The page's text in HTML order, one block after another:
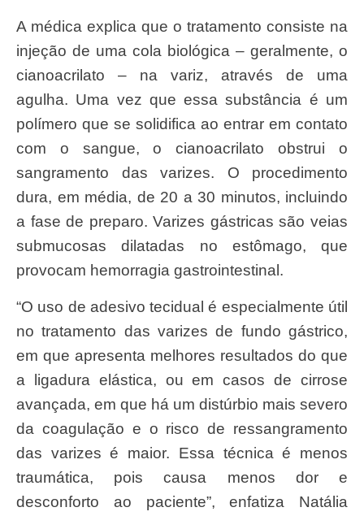
A médica explica que o tratamento consiste na
injeção de uma cola biológica – geralmente, o
cianoacrilato – na variz, através de uma
agulha. Uma vez que essa substância é um
polímero que se solidifica ao entrar em contato
com o sangue, o cianoacrilato obstrui o
sangramento das varizes. O procedimento
dura, em média, de 20 a 30 minutos, incluindo
a fase de preparo. Varizes gástricas são veias
submucosas dilatadas no estômago, que
provocam hemorragia gastrointestinal.
“O uso de adesivo tecidual é especialmente útil
no tratamento das varizes de fundo gástrico,
em que apresenta melhores resultados do que
a ligadura elástica, ou em casos de cirrose
avançada, em que há um distúrbio mais severo
da coagulação e o risco de ressangramento
das varizes é maior. Essa técnica é menos
traumática, pois causa menos dor e
desconforto ao paciente”, enfatiza Natália